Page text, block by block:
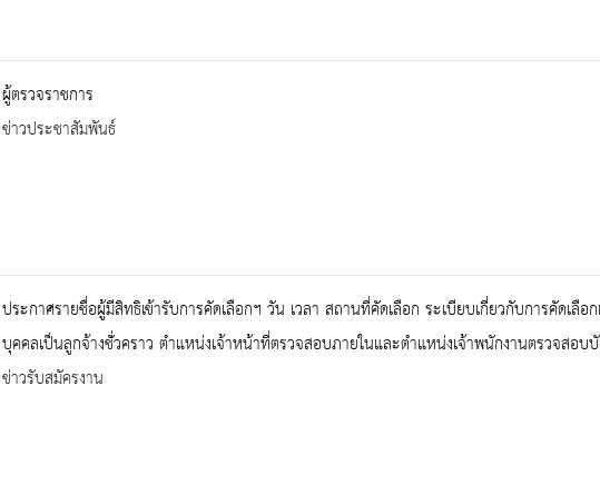
ผู้ตรวจราชการ
ข่าวประชาสัมพันธ์
ประกาศรายชื่อผู้มีสิทธิเข้ารับการคัดเลือกฯ วัน เวลา สถานที่คัดเลือก ระเบียบเกี่ยวกับการคัดเลื
บุคคลเป็นลูกจ้างชั่่วคราว ตำแหน่งเจ้าหน้าที่ตรวจสอบภายในและตำแหน่งเจ้าพนักงานตรวจสอบ
ข่าวรับสมัครงาน